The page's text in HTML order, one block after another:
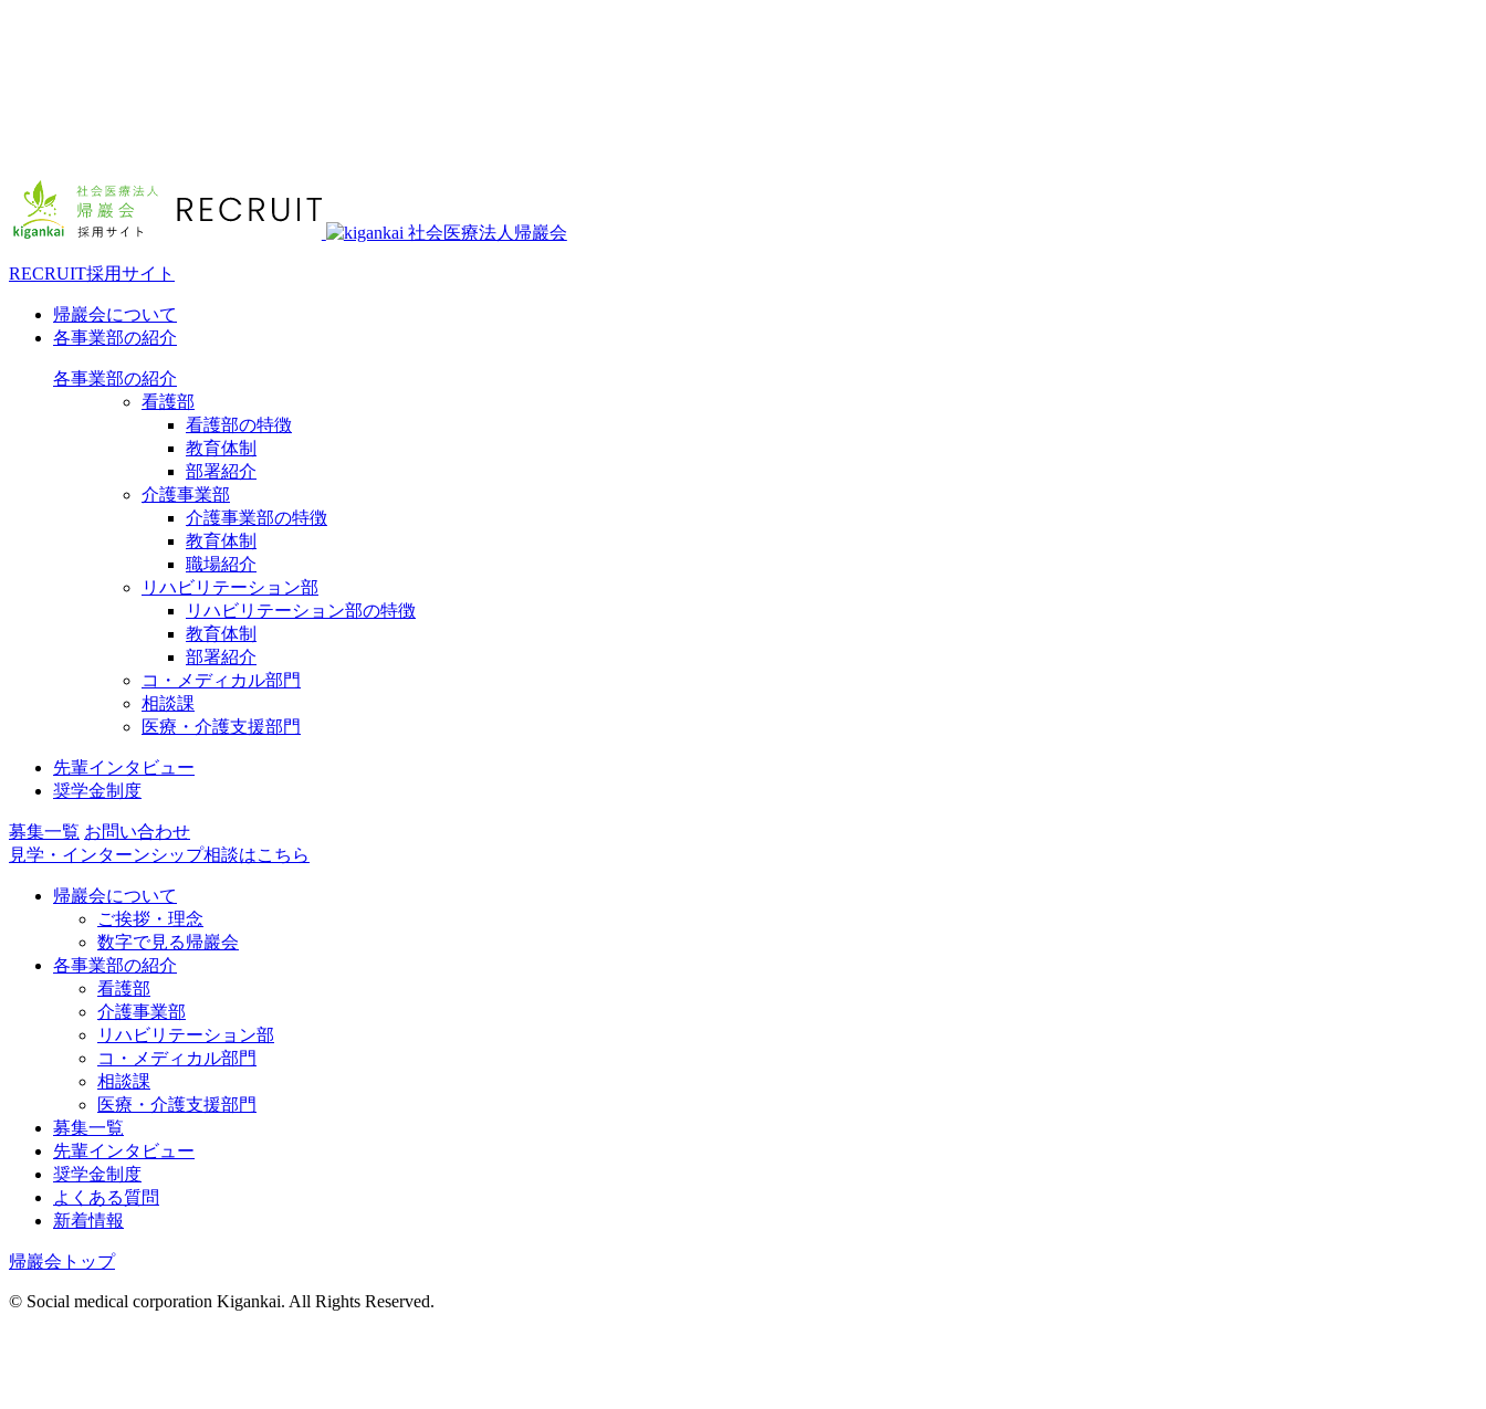
RECRUIT採用サイト
帰巖会について
各事業部の紹介
各事業部の紹介
看護部
看護部の特徴
教育体制
部署紹介
介護事業部
介護事業部の特徴
教育体制
職場紹介
リハビリテーション部
リハビリテーション部の特徴
教育体制
部署紹介
コ・メディカル部門
相談課
医療・介護支援部門
先輩インタビュー
奨学金制度
募集一覧 お問い合わせ
見学・インターンシップ相談はこちら
帰巖会について
ご挨拶・理念
数字で見る帰巖会
各事業部の紹介
看護部
介護事業部
リハビリテーション部
コ・メディカル部門
相談課
医療・介護支援部門
募集一覧
先輩インタビュー
奨学金制度
よくある質問
新着情報
帰巖会トップ
© Social medical corporation Kigankai. All Rights Reserved.